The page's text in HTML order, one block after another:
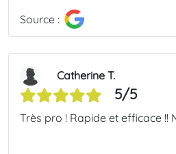
Source :
Catherine T.
5/5
Très pro ! Rapide et efficace !!